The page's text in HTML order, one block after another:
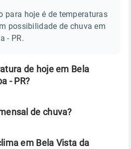
para hoje é de temperaturas
possibilidade de chuva em
- PR.
de hoje em Bela
- PR?
de chuva?
em Bela Vista da